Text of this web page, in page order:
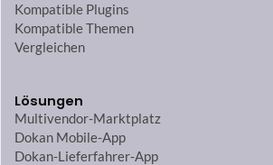
Kompatible Plugins
Kompatible Themen
Vergleichen
Lösungen
Multivendor-Marktplatz
Dokan Mobile-App
Dokan-Lieferfahrer-App